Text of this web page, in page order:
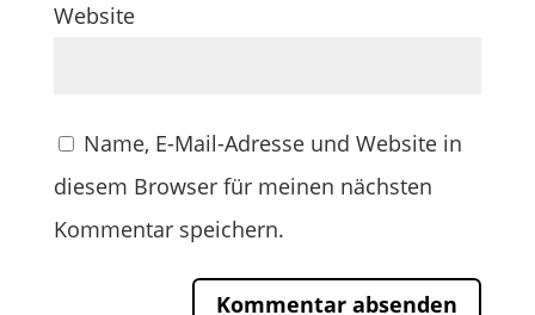
Website
Name, E-Mail-Adresse und Website in
diesem Browser für meinen nächsten
Kommentar speichern.